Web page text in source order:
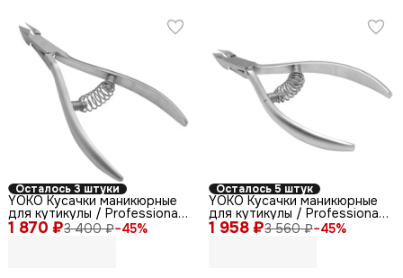
Осталось 3 штуки
1 870 ₽3 400 ₽−45%
YOKO Кусачки маникюрные
для кутикулы / Professional
Quality SK 034-9,
спиральная пружина,
Осталось 5 штук
1 958 ₽3 560 ₽−45%
YOKO Кусачки маникюрные
для кутикулы / Professional
Quality SK 015/12,
спиральная пружина,